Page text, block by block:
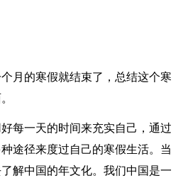
月的寒假就结束了，总结这个寒
每一天的时间来充实自己，通过
途径来度过自己的寒假生活。当
解中国的年文化。我们中国是一